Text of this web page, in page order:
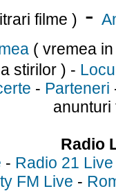
filme ) -
( vremea
stirilor ) -
- Parteneri
anunturi
Radio
- Radio 21 Live
FM Live -